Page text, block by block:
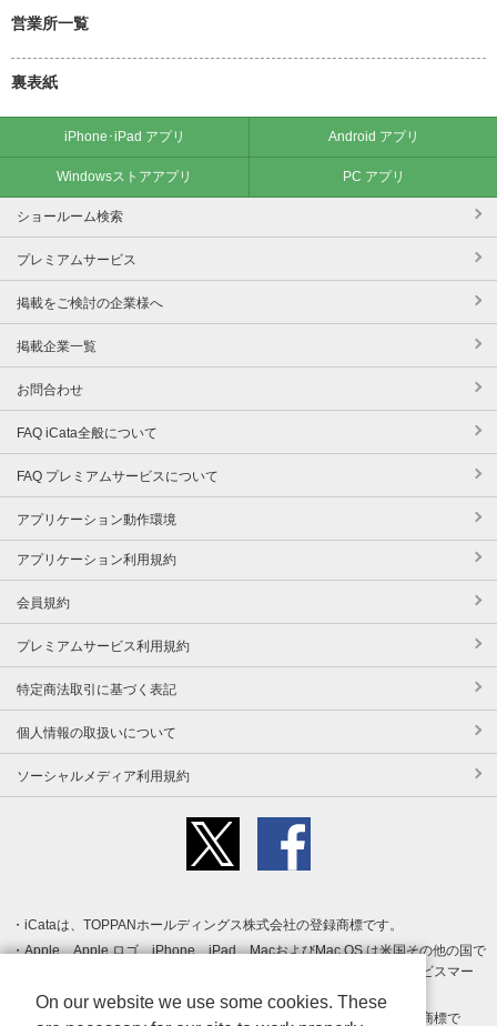
営業所一覧
裏表紙
iPhone･iPad アプリ Android アプリ
Windowsストアアプリ PC アプリ
ショールーム検索
プレミアムサービス
掲載をご検討の企業様へ
掲載企業一覧
お問合わせ
FAQ iCata全般について
FAQ プレミアムサービスについて
アプリケーション動作環境
アプリケーション利用規約
会員規約
プレミアムサービス利用規約
特定商法取引に基づく表記
個人情報の取扱いについて
ソーシャルメディア利用規約
iCataは、TOPPANホールディングス株式会社の登録商標です。
Apple、Apple ロゴ、iPhone、iPad、MacおよびMac OS は米国その他の国で
登録された Apple Inc. の商標です。App Store は Apple Inc. のサービスマー
クです。
Android、Google Play および Google Play ロゴ は Google LLC の商標で
On our website we use some cookies. These